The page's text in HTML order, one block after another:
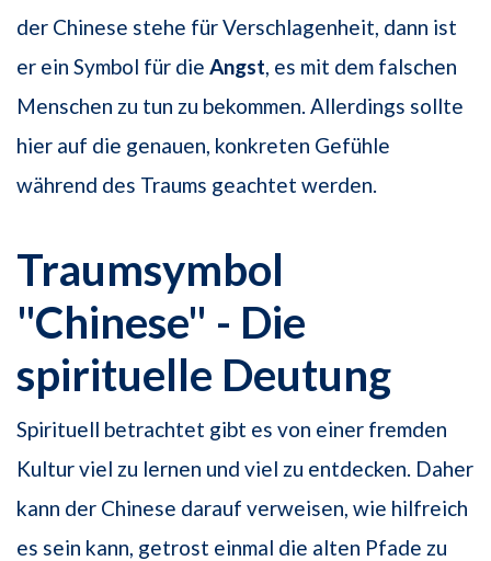
der Chinese stehe für Verschlagenheit, dann ist
er ein Symbol für die Angst , es mit dem falschen
Menschen zu tun zu bekommen. Allerdings sollte
hier auf die genauen, konkreten Gefühle
während des Traums geachtet werden.
Traumsymbol
"Chinese" - Die
spirituelle Deutung
Spirituell betrachtet gibt es von einer fremden
Kultur viel zu lernen und viel zu entdecken. Daher
kann der Chinese darauf verweisen, wie hilfreich
es sein kann, getrost einmal die alten Pfade zu